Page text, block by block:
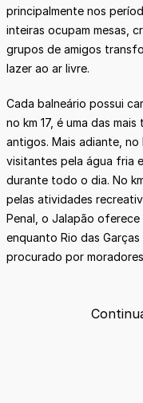
principalmente nos
inteiras ocupam mesas,
grupos de amigos
lazer ao ar livre.
Cada balneário possui
no km 17, é uma das
antigos. Mais adiante, no
visitantes pela água fria
durante todo o dia. No
pelas atividades
Penal, o Jalapão oferece
enquanto Rio das
procurado por